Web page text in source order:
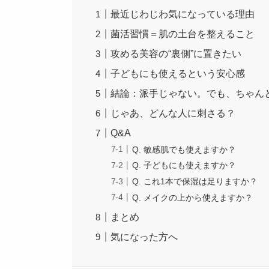
最近じわじわ気になっている理由
菌活習慣＝肌の土台を整えること
攻める美容の“裏側”に置きたい
子どもにも使えるという安心感
結論：派手じゃない。でも、ちゃん
じゃあ、どんな人に刺さる？
Q&A
Q. 敏感肌でも使えますか？
Q. 子どもにも使えますか？
Q. これ1本で保湿は足りますか？
Q. メイクの上から使えますか？
まとめ
気になった方へ